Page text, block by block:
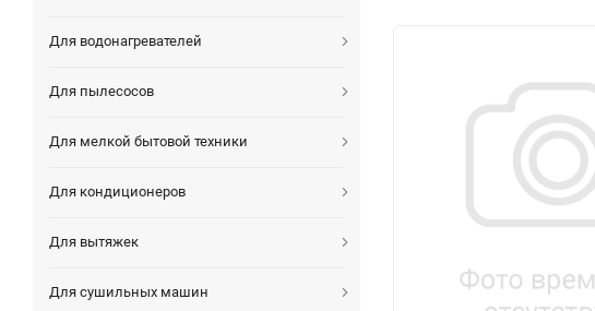
Для водонагревателей
Для пылесосов
Для мелкой бытовой техники
Для кондиционеров
Для вытяжек
Для сушильных машин